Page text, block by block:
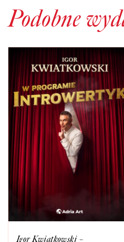
Podobne
Igor Kwiatkowski –